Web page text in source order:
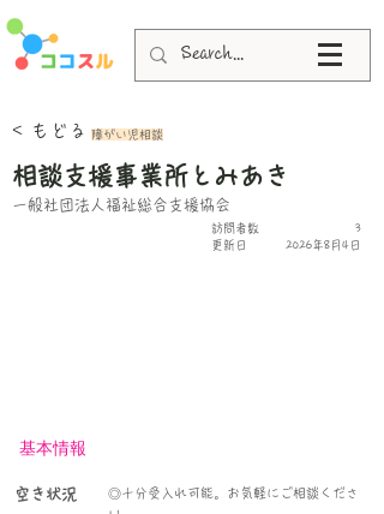
< もどる 障がい児相談
相談支援事業所とみあき
一般社団法人福祉総合支援協会
更新日 2026年8月4日
​訪問者数 3
基本情報
空き状況
◎十分受入れ可能。お気軽にご相談くださ